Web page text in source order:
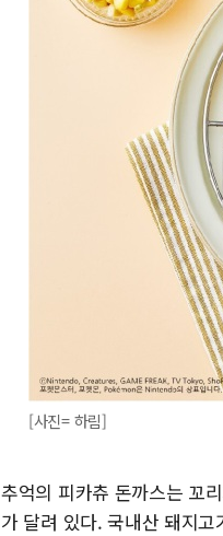
[사진= 하림]
추억의 피카츄 돈까스는 꼬
가 달려 있다. 국내산 돼지